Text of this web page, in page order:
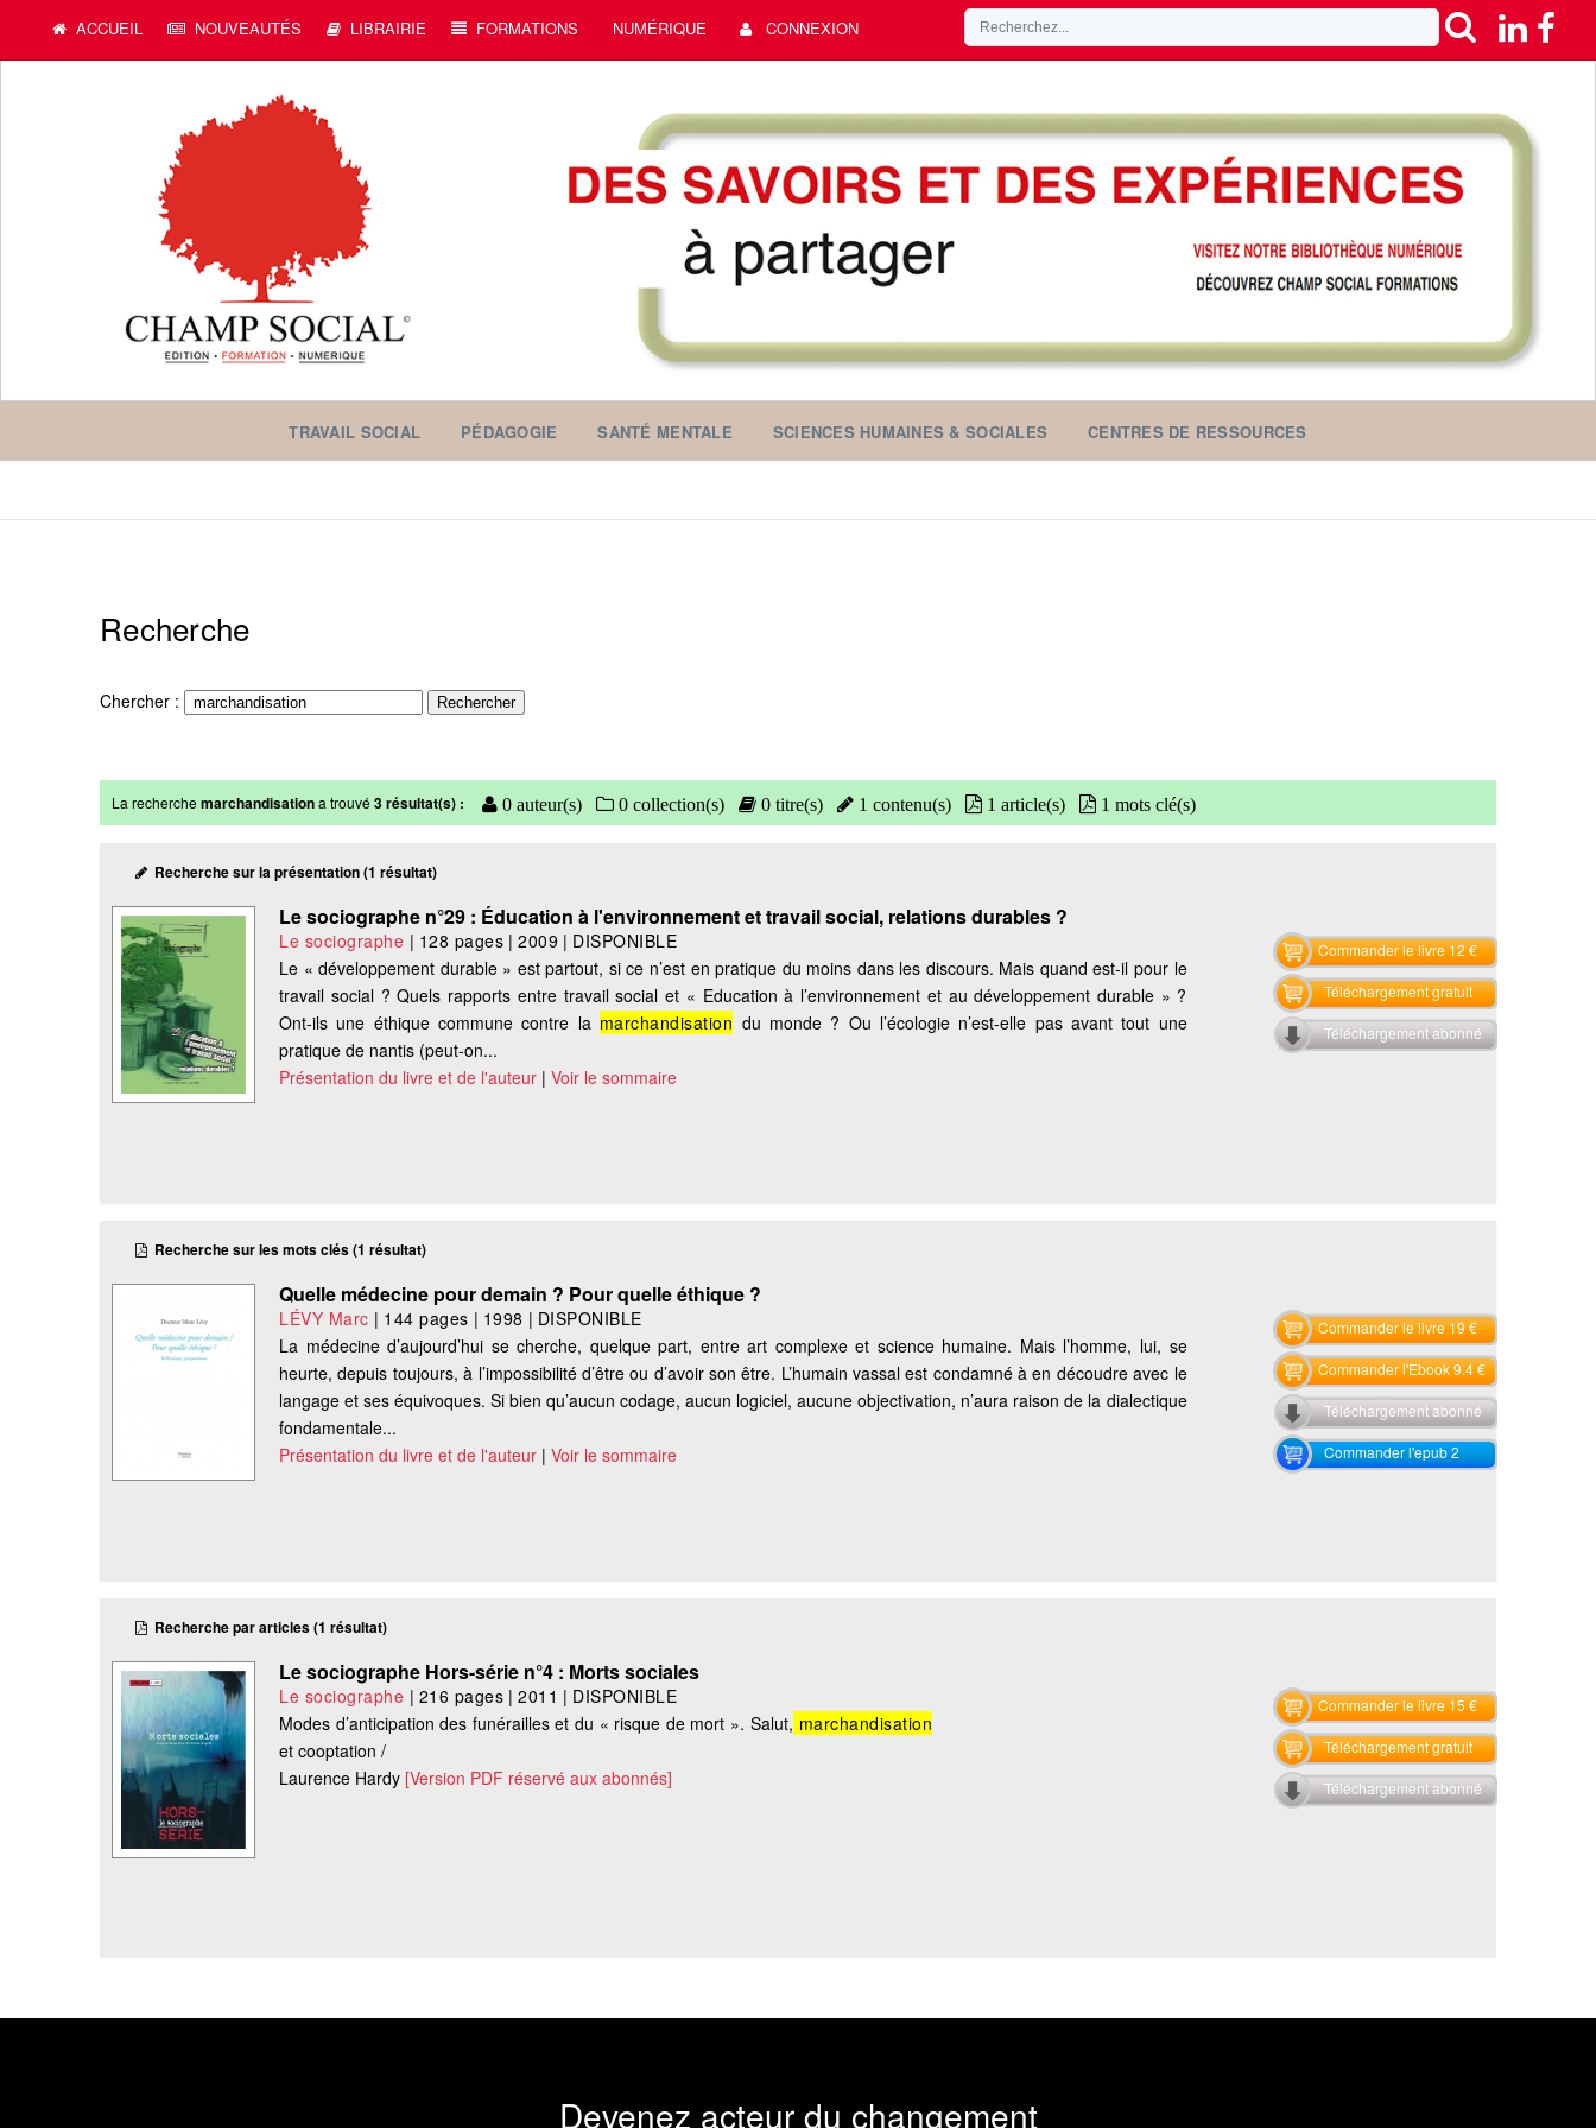
ACCUEIL NOUVEAUTÉS LIBRAIRIE FORMATIONS NUMÉRIQUE CONNEXION
TRAVAIL SOCIAL PÉDAGOGIE SANTÉ MENTALE SCIENCES HUMAINES & SOCIALES CENTRES DE RESSOURCES
Recherche
Chercher :
La recherchemarchandisationa trouvé3 résultat(s) : 0 auteur(s) 0 collection(s) 0 titre(s) 1 contenu(s) 1 article(s) 1 mots clé(s)
Recherche sur la présentation (1 résultat)
Le sociographe n°29 : Éducation à l'environnement et travail social, relations durables ?
Le sociographe | 128 pages |2009 | DISPONIBLE
Le « développement durable » est partout, si ce n’est en pratique du moins dans les discours. Mais quand est-il pour le
travail social ? Quels rapports entre travail social et « Education à l’environnement et au développement durable » ?
Ont-ils une éthique commune contre la marchandisation du monde ? Ou l’écologie n’est-elle pas avant tout une
pratique de nantis (peut-on...
Présentation du livre et de l'auteur |Voir le sommaire
Commander le livre 12 €
Téléchargement gratuit
Téléchargement abonné
Recherche sur les mots clés (1 résultat)
Quelle médecine pour demain ? Pour quelle éthique ?
LÉVY Marc | 144 pages | 1998 | DISPONIBLE
La médecine d’aujourd’hui se cherche, quelque part, entre art complexe et science humaine. Mais l’homme, lui, se
heurte, depuis toujours, à l’impossibilité d’être ou d’avoir son être. L’humain vassal est condamné à en découdre avec le
langage et ses équivoques. Si bien qu’aucun codage, aucun logiciel, aucune objectivation, n’aura raison de la dialectique
fondamentale...
Présentation du livre et de l'auteur |Voir le sommaire
Commander le livre 19 €
Commander l'Ebook 9.4 €
Téléchargement abonné
Commander l'epub 2
Recherche par articles (1 résultat)
Le sociographe Hors-série n°4 : Morts sociales
Le sociographe | 216 pages |2011 | DISPONIBLE
Modes d’anticipation des funérailles et du « risque de mort ». Salut, marchandisation
et cooptation /
Laurence Hardy [Version PDF réservé aux abonnés]
Commander le livre 15 €
Téléchargement gratuit
Téléchargement abonné
Devenez acteur du changement